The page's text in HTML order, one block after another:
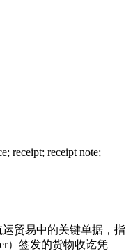
receipt; receipt note;
运贸易中的关键单据，指
）签发的货物收讫凭